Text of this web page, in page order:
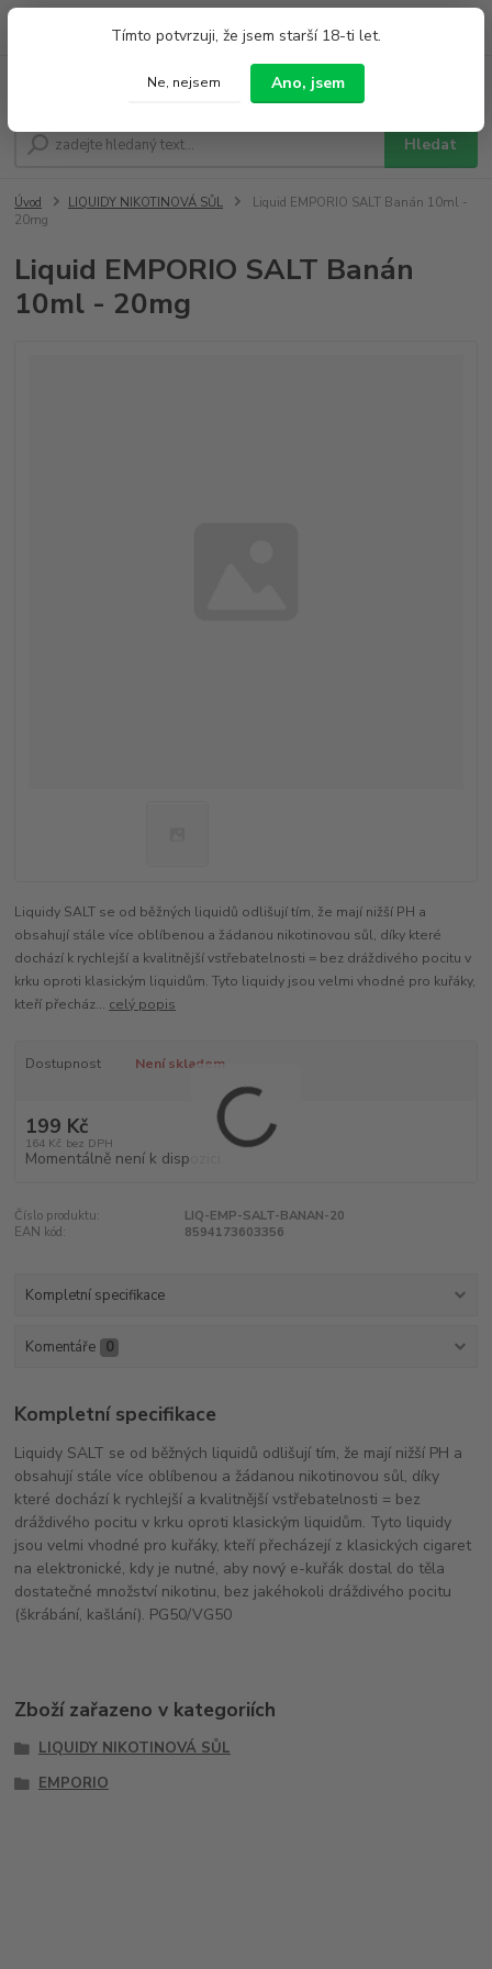
Tímto potvrzuji, že jsem starší 18-ti let.
Ne, nejsem Ano, jsem
Hledat
Po - Pá 9:00 - 19:00 So 9:00 - 14:00
Úvod LIQUIDY NIKOTINOVÁ SŮL
Liquid EMPORIO SALT Banán 10ml -
20mg
Liquid EMPORIO SALT Banán
10ml - 20mg
Liquidy SALT se od běžných liquidů odlišují tím, že mají nižší PH a
obsahují stále více oblíbenou a žádanou nikotinovou sůl, díky které
dochází k rychlejší a kvalitnější vstřebatelnosti = bez dráždivého pocitu v
krku oproti klasickým liquidům. Tyto liquidy jsou velmi vhodné pro kuřáky,
kteří přecház... celý popis
Dostupnost Není skladem
199 Kč
164 Kč bez DPH
Momentálně není k dispozici
Číslo produktu:
LIQ-EMP-SALT-BANAN-20
EAN kód:
8594173603356
Kompletní specifikace
Komentáře 0
Kompletní specifikace
Liquidy SALT se od běžných liquidů odlišují tím, že mají nižší PH a
obsahují stále více oblíbenou a žádanou nikotinovou sůl, díky
které dochází k rychlejší a kvalitnější vstřebatelnosti = bez
dráždivého pocitu v krku oproti klasickým liquidům. Tyto liquidy
jsou velmi vhodné pro kuřáky, kteří přecházejí z klasických cigaret
na elektronické, kdy je nutné, aby nový e-kuřák dostal do těla
dostatečné množství nikotinu, bez jakéhokoli dráždivého pocitu
(škrábání, kašlání). PG50/VG50
Zboží zařazeno v kategoriích
LIQUIDY NIKOTINOVÁ SŮL
EMPORIO